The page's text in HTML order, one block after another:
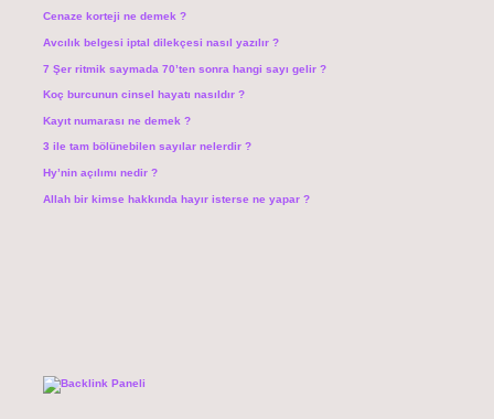
Cenaze korteji ne demek ?
Avcılık belgesi iptal dilekçesi nasıl yazılır ?
7 Şer ritmik saymada 70’ten sonra hangi sayı gelir ?
Koç burcunun cinsel hayatı nasıldır ?
Kayıt numarası ne demek ?
3 ile tam bölünebilen sayılar nelerdir ?
Hy’nin açılımı nedir ?
Allah bir kimse hakkında hayır isterse ne yapar ?